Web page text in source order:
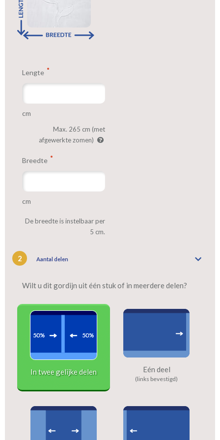
Lengte
cm
Max. 265 cm (met
afgewerkte zomen)
Breedte
cm
De breedte is instelbaar per
5 cm.
2 Aantal delen
Wilt u dit gordijn uit één stuk of in meerdere delen?
In twee gelijke delen Eén deel
(links bevestigd)